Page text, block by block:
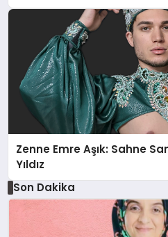
Zenne Emre Aşık: Sahne
Yıldız
Son Dakika